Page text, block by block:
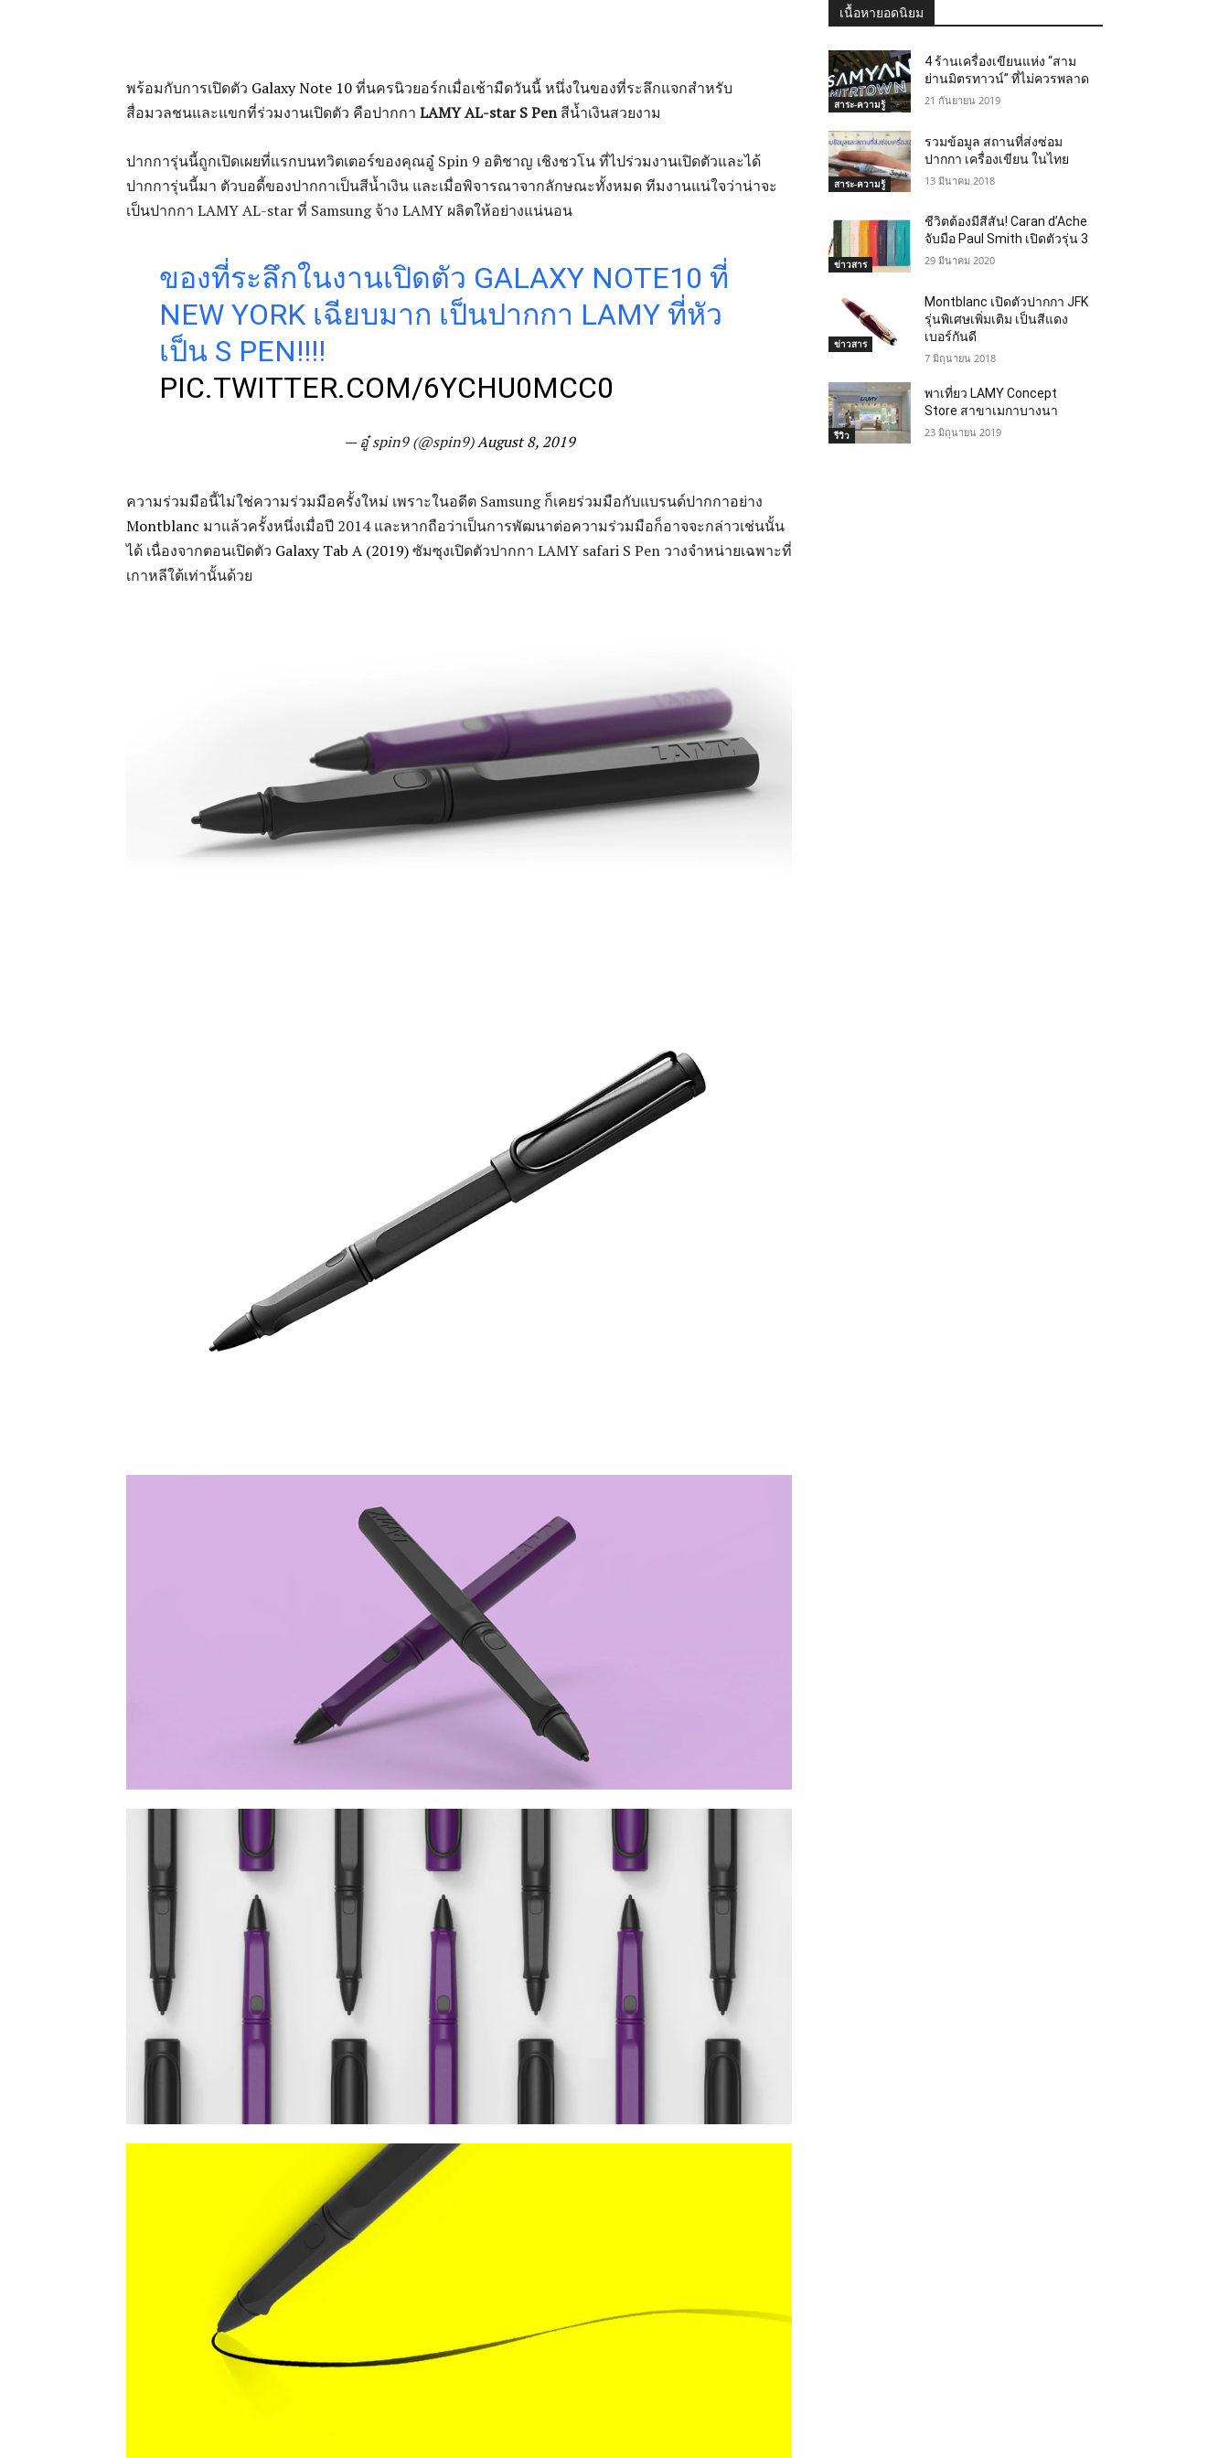
พร้อมกับการเปิดตัว Galaxy Note 10ที่นครนิวยอร์กเมื่อเช้ามืดวันนี้ หนึ่งในของที่ระลึกแจกสำหรับ
สื่อมวลชนและแขกที่ร่วมงานเปิดตัว คือปากกา LAMY AL-star S Penสีน้ำเงินสวยงาม
ปากการุ่นนี้ถูกเปิดเผยที่แรกบนทวิตเตอร์ของคุณอู๋ Spin 9 อติชาญ เชิงชวโน ที่ไปร่วมงานเปิดตัวและได้
ปากการุ่นนี้มา ตัวบอดี้ของปากกาเป็นสีน้ำเงิน และเมื่อพิจารณาจากลักษณะทั้งหมด ทีมงานแน่ใจว่าน่าจะ
เป็นปากกา LAMY AL-star ที่ Samsung จ้าง LAMY ผลิตให้อย่างแน่นอน
ของที่ระลึกในงานเปิดตัว GALAXY NOTE10 ที่
NEW YORK เฉียบมาก เป็นปากกา LAMY ที่หัว
เป็น S PEN!!!!
PIC.TWITTER.COM/6YCHU0MCC0
— อู๋ spin9 (@spin9)August 8, 2019
ความร่วมมือนี้ไม่ใช่ความร่วมมือครั้งใหม่ เพราะในอดีต Samsung ก็เคยร่วมมือกับแบรนด์ปากกาอย่าง
Montblanc มาแล้วครั้งหนึ่งเมื่อปี 2014 และหากถือว่าเป็นการพัฒนาต่อความร่วมมือก็อาจจะกล่าวเช่นนั้น
ได้ เนื่องจากตอนเปิดตัว Galaxy Tab A (2019)ซัมซุงเปิดตัวปากกา LAMY safari S Pen วางจำหน่ายเฉพาะที่
เกาหลีใต้เท่านั้นด้วย
เนื้อหายอดนิยม
สาระ-ความรู้
4 ร้านเครื่องเขียนแห่ง “สาม
ย่านมิตรทาวน์” ที่ไม่ควรพลาด
21 กันยายน 2019
สาระ-ความรู้
รวมข้อมูล สถานที่ส่งซ่อม
ปากกา เครื่องเขียน ในไทย
13 มีนาคม 2018
ข่าวสาร
ชีวิตต้องมีสีสัน! Caran d’Ache
จับมือ Paul Smith เปิดตัวรุ่น 3
29 มีนาคม 2020
ข่าวสาร
Montblanc เปิดตัวปากกา JFK
รุ่นพิเศษเพิ่มเติม เป็นสีแดง
เบอร์กันดี
7 มิถุนายน 2018
รีวิว
พาเที่ยว LAMY Concept
Store สาขาเมกาบางนา
23 มิถุนายน 2019